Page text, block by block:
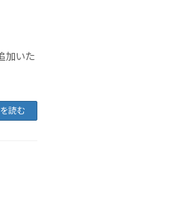
加いた
読む